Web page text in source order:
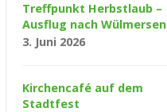
Treffpunkt Herbstlaub –
Ausflug nach Wülmersen
3. Juni 2026
Kirchencafé auf dem
Stadtfest